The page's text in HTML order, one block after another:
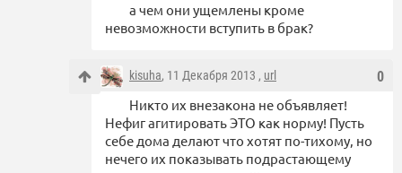
а чем они ущемлены кроме
невозможности вступить в брак?
0
kisuha, 11 Декабря 2013 , url
Никто их внезакона не объявляет!
Нефиг агитировать ЭТО как норму! Пусть
себе дома делают что хотят по-тихому, но
нечего их показывать подрастающему